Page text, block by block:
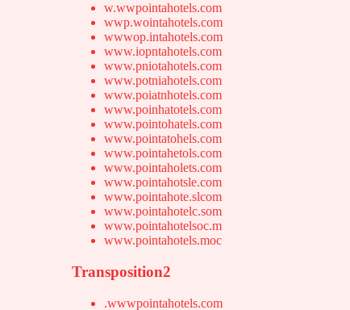
w.wwpointahotels.com
wwp.wointahotels.com
wwwop.intahotels.com
www.iopntahotels.com
www.pniotahotels.com
www.potniahotels.com
www.poiatnhotels.com
www.poinhatotels.com
www.pointohatels.com
www.pointatohels.com
www.pointahetols.com
www.pointaholets.com
www.pointahotsle.com
www.pointahote.slcom
www.pointahotelc.som
www.pointahotelsoc.m
www.pointahotels.moc
Transposition2
.wwwpointahotels.com